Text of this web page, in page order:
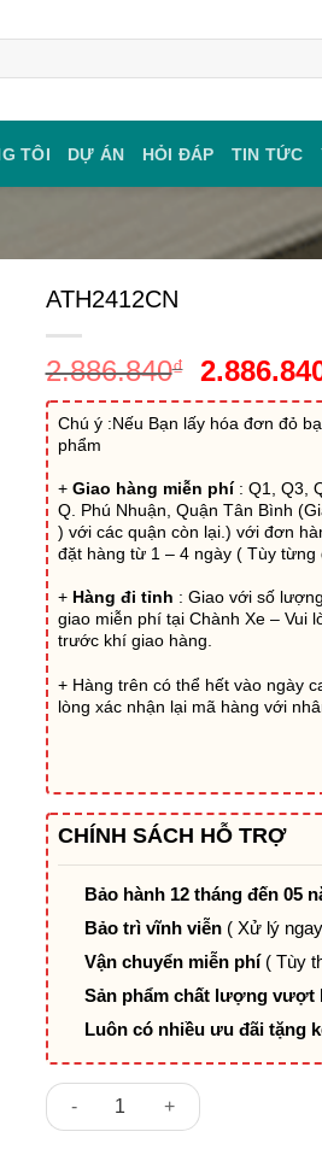
TÔI DỰ ÁN HỎI ĐÁP TIN TỨC
ATH2412CN
2.886.840₫
Giá
gốc
là:
Chú ý :Nếu Bạn lấy hóa đơn đỏ
phẩm
+ Giao hàng miễn phí: Q1, Q3,
Q. Phú Nhuận, Quận Tân Bình
) với các quận còn lại.) với đơn
đặt hàng từ 1 – 4 ngày ( Tùy từng
+ Hàng đi tỉnh : Giao với số
giao miễn phí tại Chành Xe – Vui
trước khí giao hàng.
+ Hàng trên có thể hết vào ngày
lòng xác nhận lại mã hàng với
CHÍNH SÁCH HỖ TRỢ
Bảo hành 12 tháng đến 05
Bảo trì vĩnh viễn ( Xử lý
Vận chuyển miễn phí ( Tùy
Sản phẩm chất lượng vượt
Luôn có nhiều ưu đãi tặng
ATH2412CN số lượng